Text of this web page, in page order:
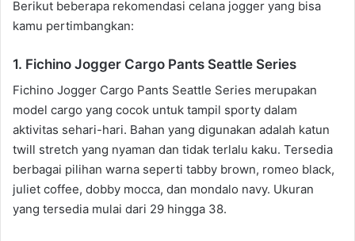
Berikut beberapa rekomendasi celana jogger yang bisa
kamu pertimbangkan:
1. Fichino Jogger Cargo Pants Seattle Series
Fichino Jogger Cargo Pants Seattle Series merupakan
model cargo yang cocok untuk tampil sporty dalam
aktivitas sehari-hari. Bahan yang digunakan adalah katun
twill stretch yang nyaman dan tidak terlalu kaku. Tersedia
berbagai pilihan warna seperti tabby brown, romeo black,
juliet coffee, dobby mocca, dan mondalo navy. Ukuran
yang tersedia mulai dari 29 hingga 38.